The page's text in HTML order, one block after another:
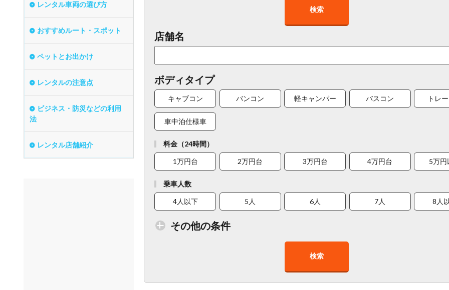
検索
店舗名
ボディタイプ
キャブコン バンコン 軽キャンパー バスコン トレ
車中泊仕様車
料金（24時間）
1万円台 2万円台 3万円台 4万円台 5万円
乗車人数
4人以下 5人 6人 7人 8人
その他の条件
走行距離少
ベビーシート 車椅子対応 プレミアム車両
検索
レンタル車両の選び方
おすすめルート・スポット
ペットとお出かけ
レンタルの注意点
ビジネス・防災などの利用
法
レンタル店舗紹介